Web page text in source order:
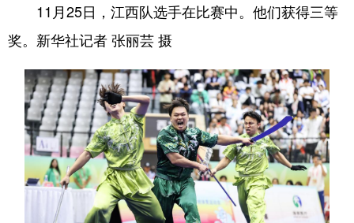
11月25日，江西队选手在比赛中。他们获得三等
奖。新华社记者 张丽芸 摄